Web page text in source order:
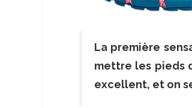
La première
mettre les pieds
excellent, et on